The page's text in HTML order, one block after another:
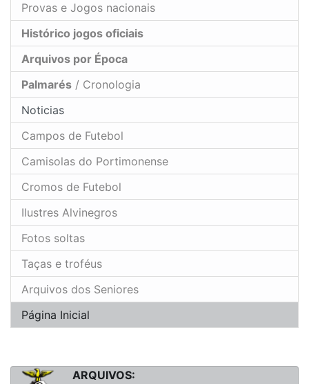
Provas e Jogos nacionais
Histórico jogos oficiais
Arquivos por Época
Palmarés / Cronologia
Noticias
Campos de Futebol
Camisolas do Portimonense
Cromos de Futebol
Ilustres Alvinegros
Fotos soltas
Taças e troféus
Arquivos dos Seniores
Página Inicial
ARQUIVOS: